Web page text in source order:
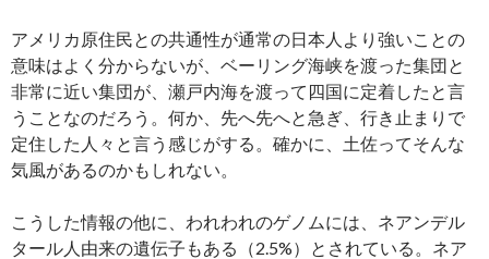
アメリカ原住民との共通性が通常の日本人より強いことの
意味はよく分からないが、ベーリング海峡を渡った集団と
非常に近い集団が、瀬戸内海を渡って四国に定着したと言
うことなのだろう。何か、先へ先へと急ぎ、行き止まりで
定住した人々と言う感じがする。確かに、土佐ってそんな
気風があるのかもしれない。
こうした情報の他に、われわれのゲノムには、ネアンデル
タール人由来の遺伝子もある（2.5%）とされている。ネア